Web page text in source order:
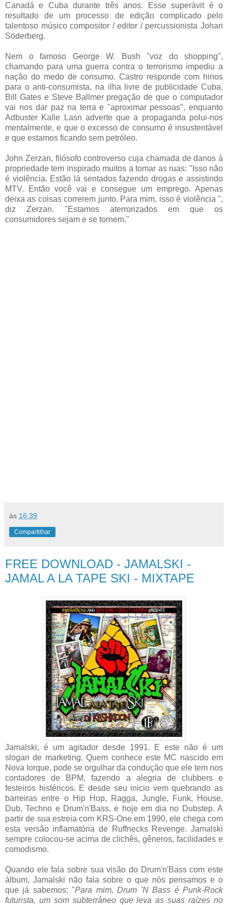
Canadá e Cuba durante três anos. Esse superávit é o
resultado de um processo de edição complicado pelo
talentoso músico compositor / editor / percussionista Johan
Söderberg.
Nem o famoso George W. Bush "voz do shopping",
chamando para uma guerra contra o terrorismo impediu a
nação do medo de consumo. Castro responde com hinos
para o anti-consumista, na ilha livre de publicidade Cuba.
Bill Gates e Steve Ballmer pregação de que o computador
vai nos dar paz na terra e "aproximar pessoas", enquanto
Adbuster Kalle Lasn adverte que a propaganda polui-nos
mentalmente, e que o excesso de consumo é insustentável
e que estamos ficando sem petróleo.
John Zerzan, filósofo controverso cuja chamada de danos à
propriedade tem inspirado muitos a tomar as ruas: "Isso não
é violência. Estão lá sentados fazendo drogas e assistindo
MTV. Então você vai e consegue um emprego. Apenas
deixa as coisas correrem junto. Para mim, isso é violência ",
diz Zerzan. "Estamos aterrorizados em que os
consumidores sejam e se tornem."
às 16:39
Compartilhar
FREE DOWNLOAD - JAMALSKI -
JAMAL A LA TAPE SKI - MIXTAPE
Jamalski, é um agitador desde 1991. E este não é um
slogan de marketing. Quem conhece este MC nascido em
Nova Iorque, pode se orgulhar da condução que ele tem nos
contadores de BPM, fazendo a alegria de clubbers e
festeiros histéricos. E desde seu inicio vem quebrando as
barreiras entre o Hip Hop, Ragga, Jungle, Funk, House,
Dub, Techno e Drum'n'Bass, e hoje em dia no Dubstep. A
partir de sua estreia com KRS-One em 1990, ele chega com
esta versão inflamatória de Ruffnecks Revenge. Jamalski
sempre colocou-se acima de clichês, gêneros, facilidades e
comodismo.
Quando ele fala sobre sua visão do Drum'n'Bass com este
álbum, Jamalski não fala sobre o que nós pensamos e o
que já sabemos: "Para mim, Drum 'N Bass é Punk-Rock
futurista, um som subterrâneo que leva as suas raízes no